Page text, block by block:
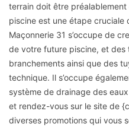
terrain doit être
piscine est une étape cruciale
Maçonnerie 31 s’occupe de
de votre future piscine, et des
branchements ainsi que des
technique. Il s’occupe
système de drainage des
et rendez-vous sur le site de
diverses promotions qui vous